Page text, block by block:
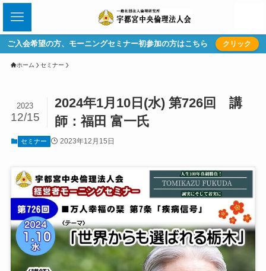
ご入会希望の方、モーニングセミナー初参加の方はこちら クリック
ホーム セミナー
2024年1月10日(水) 第726回 講
師：福田 富一氏
2023
12/15
セミナー 2023年12月15日